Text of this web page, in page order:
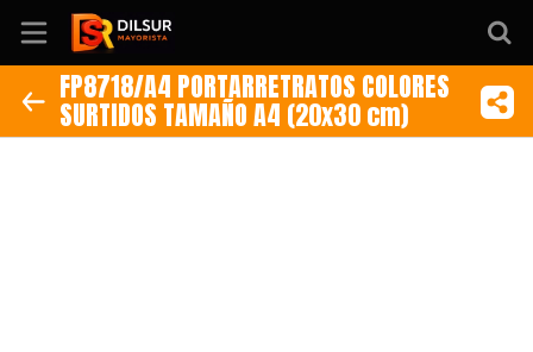
Inicio
FP8718/A4 PORTARRETRATOS COLORES
SURTIDOS TAMAÑO A4 (20x30 cm)